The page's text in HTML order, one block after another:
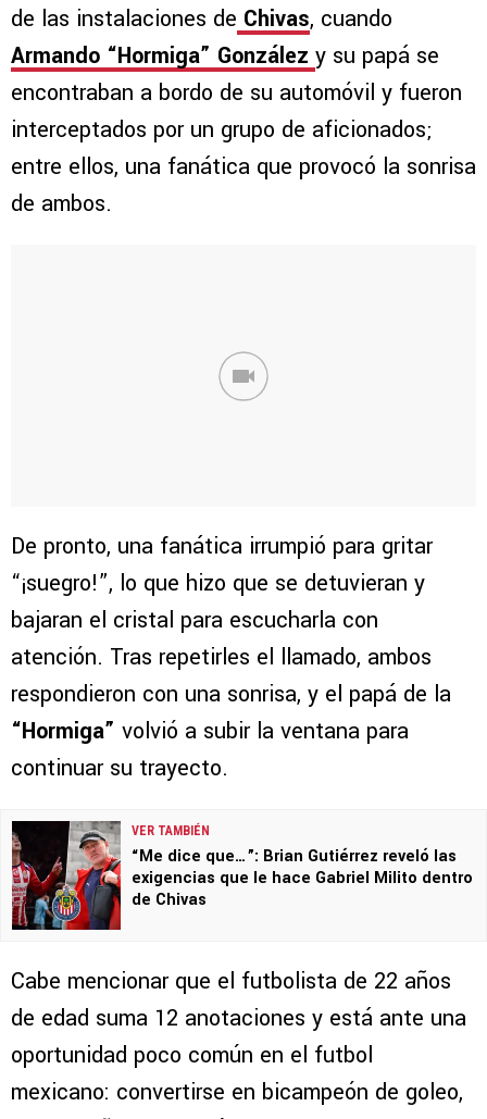
de las instalaciones de Chivas, cuando
Armando “Hormiga” González y su papá se
encontraban a bordo de su automóvil y fueron
interceptados por un grupo de aficionados;
entre ellos, una fanática que provocó la sonrisa
de ambos.
De pronto, una fanática irrumpió para gritar
“¡suegro!”, lo que hizo que se detuvieran y
bajaran el cristal para escucharla con
atención. Tras repetirles el llamado, ambos
respondieron con una sonrisa, y el papá de la
“Hormiga” volvió a subir la ventana para
continuar su trayecto.
VER TAMBIÉN
“Me dice que…”: Brian Gutiérrez reveló las
exigencias que le hace Gabriel Milito dentro
de Chivas
Cabe mencionar que el futbolista de 22 años
de edad suma 12 anotaciones y está ante una
oportunidad poco común en el futbol
mexicano: convertirse en bicampeón de goleo,